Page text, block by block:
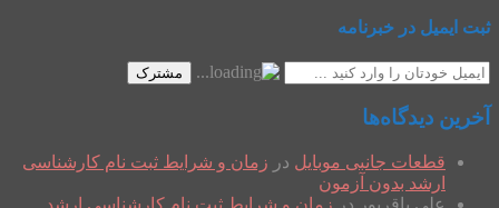
ثبت ایمیل در خبرنامه
مشترک
آخرین دیدگاه‌ها
قطعات جانبی موبایل در زمان و شرایط ثبت نام کارشناسی
ارشد بدون آزمون
علی باقرپور در زمان و شرایط ثبت نام کارشناسی ارشد